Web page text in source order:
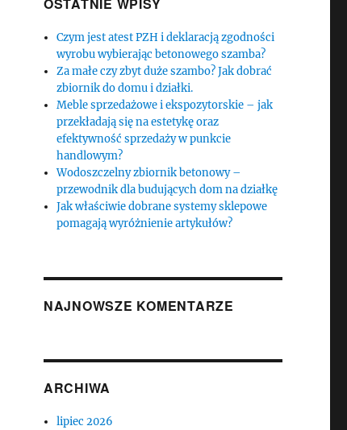
Czym jest atest PZH i deklaracją zgodności
wyrobu wybierając betonowego szamba?
Za małe czy zbyt duże szambo? Jak dobrać
zbiornik do domu i działki.
Meble sprzedażowe i ekspozytorskie – jak
przekładają się na estetykę oraz
efektywność sprzedaży w punkcie
handlowym?
Wodoszczelny zbiornik betonowy –
przewodnik dla budujących dom na działkę
Jak właściwie dobrane systemy sklepowe
pomagają wyróżnienie artykułów?
NAJNOWSZE KOMENTARZE
ARCHIWA
lipiec 2026